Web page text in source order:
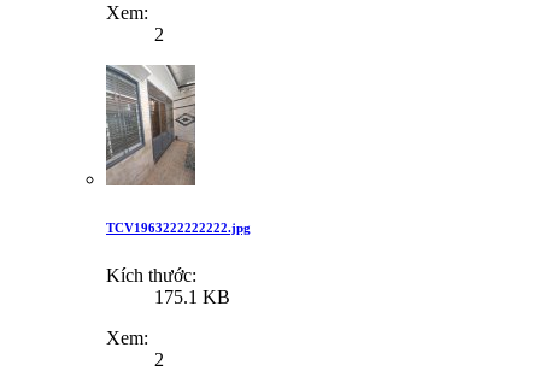
Xem:
2
TCV1963222222222.jpg
Kích thước:
175.1 KB
Xem:
2